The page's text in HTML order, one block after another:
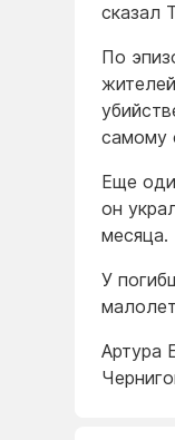
сказал
По
самому
Еще
он
месяца.
У
Артура